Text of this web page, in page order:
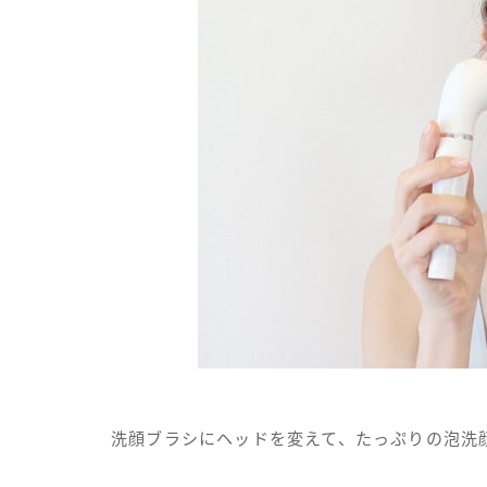
洗顔ブラシにヘッドを変えて、たっぷりの泡洗